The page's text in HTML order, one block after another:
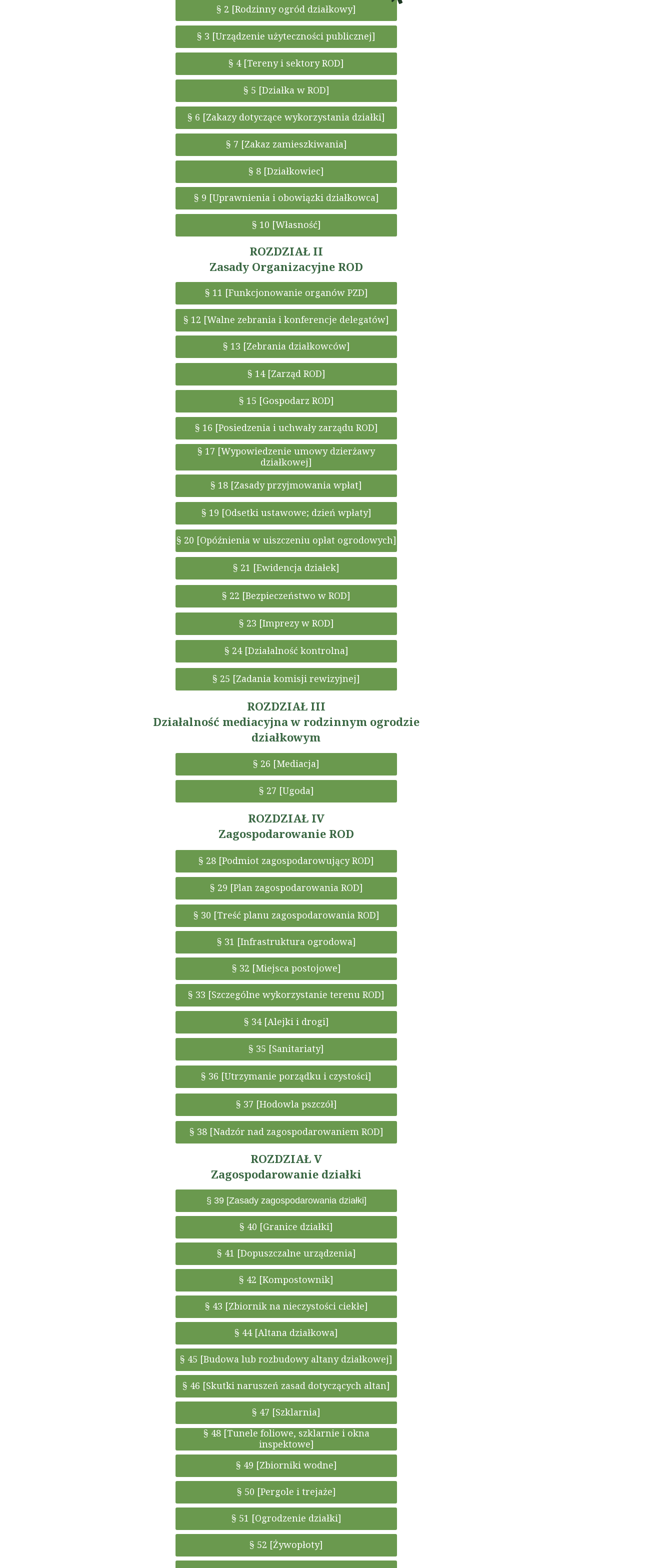
ROZDZIAŁ V
Zagospodarowanie działki
ROZDZIAŁ IV
Zagospodarowanie ROD
ROZDZIAŁ III
Działalność mediacyjna w rodzinnym ogrodzie
działkowym
§ 17 [Wypowiedzenie umowy dzierżawy
działkowej]
§ 52 [Żywopłoty]
§ 51 [Ogrodzenie działki]
§ 50 [Pergole i trejaże]
§ 49 [Zbiorniki wodne]
§ 48 [Tunele foliowe, szklarnie i okna
inspektowe]
§ 47 [Szklarnia]
§ 46 [Skutki naruszeń zasad dotyczących altan]
§ 45 [Budowa lub rozbudowy altany działkowej]
§ 44 [Altana działkowa]
§ 43 [Zbiornik na nieczystości ciekłe]
§ 42 [Kompostownik]
§ 41 [Dopuszczalne urządzenia]
§ 40 [Granice działki]
§ 39 [Zasady zagospodarowania działki]
§ 38 [Nadzór nad zagospodarowaniem ROD]
§ 37 [Hodowla pszczół]
§ 36 [Utrzymanie porządku i czystości]
§ 35 [Sanitariaty]
§ 34 [Alejki i drogi]
§ 33 [Szczególne wykorzystanie terenu ROD]
§ 32 [Miejsca postojowe]
§ 31 [Infrastruktura ogrodowa]
§ 30 [Treść planu zagospodarowania ROD]
§ 29 [Plan zagospodarowania ROD]
§ 28 [Podmiot zagospodarowujący ROD]
§ 27 [Ugoda]
§ 26 [Mediacja]
§ 25 [Zadania komisji rewizyjnej]
§ 24 [Działalność kontrolna]
§ 23 [Imprezy w ROD]
§ 22 [Bezpieczeństwo w ROD]
§ 21 [Ewidencja działek]
§ 20 [Opóźnienia w uiszczeniu opłat ogrodowych]
§ 19 [Odsetki ustawowe; dzień wpłaty]
§ 18 [Zasady przyjmowania wpłat]
§ 16 [Posiedzenia i uchwały zarządu ROD]
§ 15 [Gospodarz ROD]
§ 14 [Zarząd ROD]
§ 13 [Zebrania działkowców]
§ 12 [Walne zebrania i konferencje delegatów]
§ 11 [Funkcjonowanie organów PZD]
§ 10 [Własność]
§ 9 [Uprawnienia i obowiązki działkowca]
§ 8 [Działkowiec]
§ 7 [Zakaz zamieszkiwania]
§ 6 [Zakazy dotyczące wykorzystania działki]
§ 5 [Działka w ROD]
§ 4 [Tereny i sektory ROD]
§ 3 [Urządzenie użyteczności publicznej]
§ 2 [Rodzinny ogród działkowy]
ROZDZIAŁ II
Zasady Organizacyjne ROD